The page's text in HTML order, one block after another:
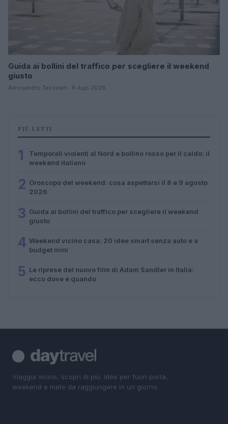
Guida ai bollini del traffico per scegliere il weekend
giusto
Alessandro Tassinari · 8 Ago 2026
PIÙ LETTI
1
Temporali violenti al Nord e bollino rosso per il caldo: il
weekend italiano
2 Oroscopo del weekend: cosa aspettarsi il 8 e 9 agosto
2026
3 Guida ai bollini del traffico per scegliere il weekend
giusto
4 Weekend vicino casa: 20 idee smart senza auto e a
budget mini
5 Le riprese del nuovo film di Adam Sandler in Italia:
ecco dove e quando
Viaggia vicino, scopri di più. Idee per fuori porta,
weekend e mete da raggiungere in un giorno.